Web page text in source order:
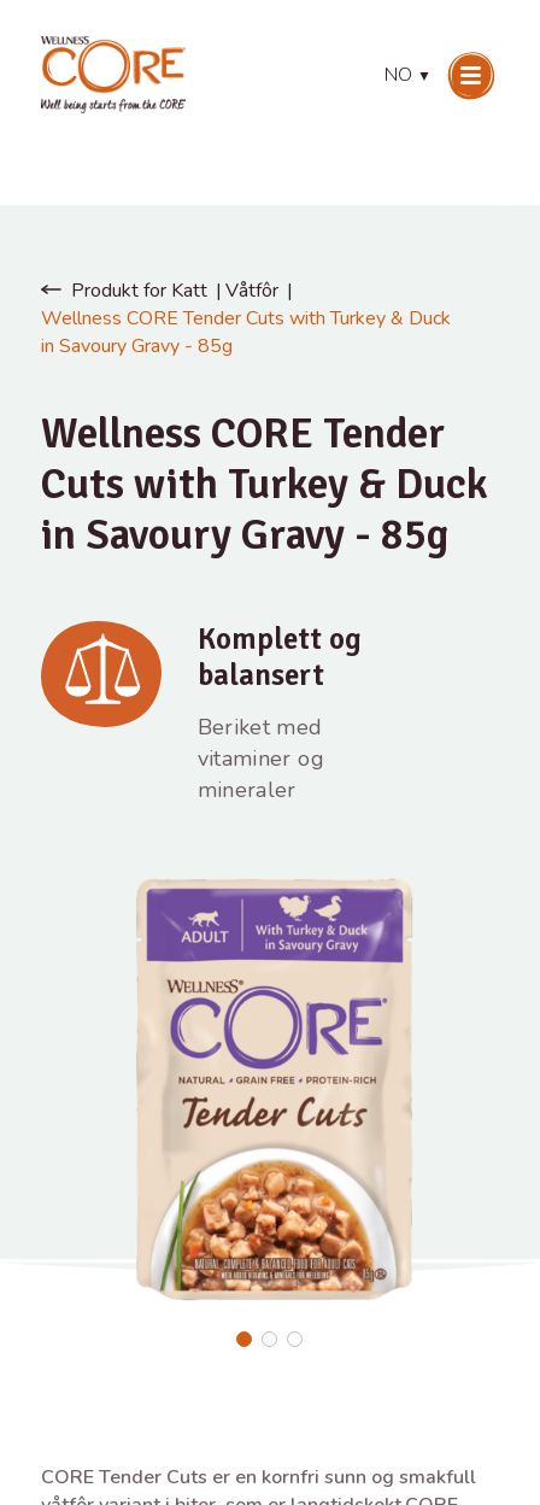
NO ▼
Produkt for Katt
Våtfôr
Wellness CORE Tender Cuts with Turkey & Duck
in Savoury Gravy - 85g
Wellness CORE Tender
Cuts with Turkey & Duck
in Savoury Gravy - 85g
Komplett og
balansert
Beriket med
vitaminer og
mineraler
CORE Tender Cuts er en kornfri sunn og smakfull